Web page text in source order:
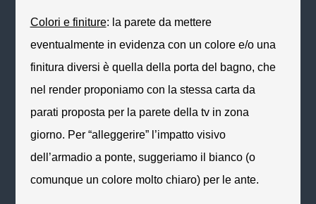
Colori e finiture: la parete da mettere
eventualmente in evidenza con un colore e/o una
finitura diversi è quella della porta del bagno, che
nel render proponiamo con la stessa carta da
parati proposta per la parete della tv in zona
giorno. Per “alleggerire” l’impatto visivo
dell’armadio a ponte, suggeriamo il bianco (o
comunque un colore molto chiaro) per le ante.